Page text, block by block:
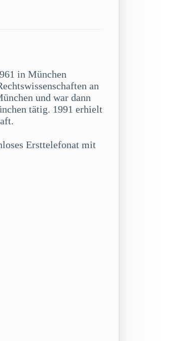
in München
an
und war dann
tätig. 1991 erhielt
Ersttelefonat mit